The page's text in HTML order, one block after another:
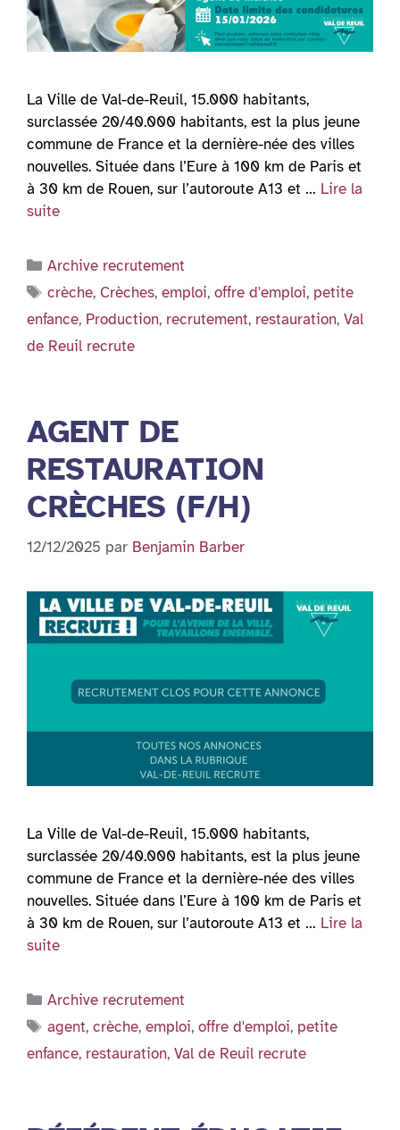
La Ville de Val-de-Reuil, 15.000 habitants,
surclassée 20/40.000 habitants, est la plus jeune
commune de France et la dernière-née des villes
nouvelles. Située dans l’Eure à 100 km de Paris et
à 30 km de Rouen, sur l’autoroute A13 et … Lire la
suite
Catégories
Archive recrutement
Étiquettes
crèche, Crèches,emploi,offre d'emploi, petite
enfance, Production, recrutement, restauration, Val
de Reuil recrute
AGENT DE
RESTAURATION
CRÈCHES (F/H)
12/12/2025 par Benjamin Barber
La Ville de Val-de-Reuil, 15.000 habitants,
surclassée 20/40.000 habitants, est la plus jeune
commune de France et la dernière-née des villes
nouvelles. Située dans l’Eure à 100 km de Paris et
à 30 km de Rouen, sur l’autoroute A13 et … Lire la
suite
Catégories
Archive recrutement
Étiquettes
agent,crèche,emploi,offre d'emploi, petite
enfance, restauration, Val de Reuil recrute